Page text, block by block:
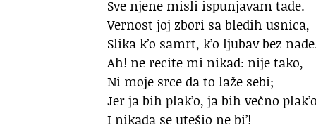
Sve njene misli ispunjavam tade.
Vernost joj zbori sa bledih usnica,
Slika k’o samrt, k’o ljubav bez
Ah! ne recite mi nikad: nije tako,
Ni moje srce da to laže sebi;
Jer ja bih plak’o, ja bih večno
I nikada se utešio ne bi’!